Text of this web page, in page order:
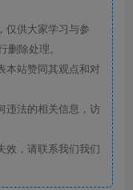
仅供大家学习与参
除处理。
本站赞同其观点和对
违法的相关信息，访
效，请联系我们我们